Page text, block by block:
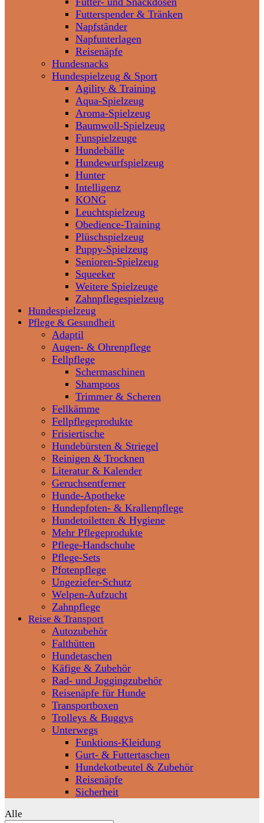
Futterspender & Tränken
Napfständer
Napfunterlagen
Reisenäpfe
Hundesnacks
Hundespielzeug & Sport
Agility & Training
Aqua-Spielzeug
Aroma-Spielzeug
Baumwoll-Spielzeug
Funspielzeuge
Hundebälle
Hundewurfspielzeug
Hunter
Intelligenz
KONG
Leuchtspielzeug
Obedience-Training
Plüschspielzeug
Puppy-Spielzeug
Senioren-Spielzeug
Squeeker
Weitere Spielzeuge
Zahnpflegespielzeug
Hundespielzeug
Pflege & Gesundheit
Adaptil
Augen- & Ohrenpflege
Fellpflege
Schermaschinen
Shampoos
Trimmer & Scheren
Fellkämme
Fellpflegeprodukte
Frisiertische
Hundebürsten & Striegel
Reinigen & Trocknen
Literatur & Kalender
Geruchsentferner
Hunde-Apotheke
Hundepfoten- & Krallenpflege
Hundetoiletten & Hygiene
Mehr Pflegeprodukte
Pflege-Handschuhe
Pflege-Sets
Pfotenpflege
Ungeziefer-Schutz
Welpen-Aufzucht
Zahnpflege
Reise & Transport
Autozubehör
Falthütten
Hundetaschen
Käfige & Zubehör
Rad- und Joggingzubehör
Reisenäpfe für Hunde
Transportboxen
Trolleys & Buggys
Unterwegs
Funktions-Kleidung
Gurt- & Futtertaschen
Hundekotbeutel & Zubehör
Reisenäpfe
Sicherheit
Alle